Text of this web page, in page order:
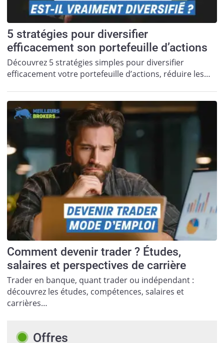
5 stratégies pour diversifier
efficacement son portefeuille d’actions
Découvrez 5 stratégies simples pour diversifier
efficacement votre portefeuille d’actions, réduire les…
Comment devenir trader ? Études,
salaires et perspectives de carrière
Trader en banque, quant trader ou indépendant :
découvrez les études, compétences, salaires et
carrières…
Offres